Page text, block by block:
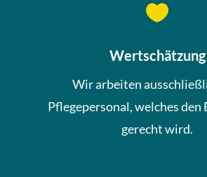

Wertschätzung
Wir arbeiten
Pflegepersonal, welches den
gerecht wird.